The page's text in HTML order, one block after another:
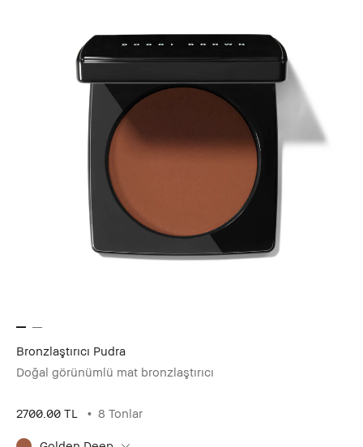
Bronzlaştırıcı Pudra
Doğal görünümlü mat bronzlaştırıcı
2700.00 TL 8 Tonlar